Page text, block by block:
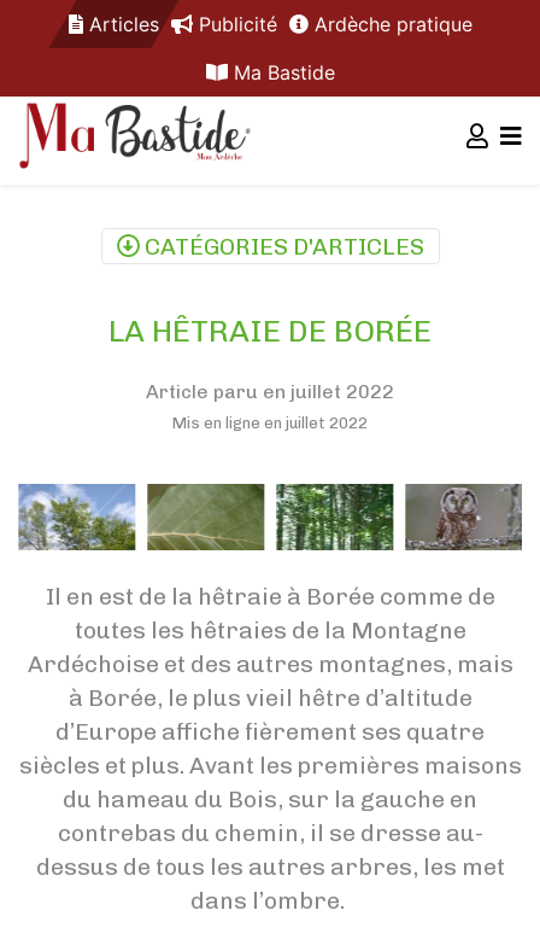
Articles Publicité
Ardèche pratique
Ma Bastide
CATÉGORIES D'ARTICLES
LA HÊTRAIE DE BORÉE
Article paru en juillet 2022
Mis en ligne en juillet 2022
Il en est de la hêtraie à Borée comme de
toutes les hêtraies de la Montagne
Ardéchoise et des autres montagnes, mais
à Borée, le plus vieil hêtre d’altitude
d’Europe affiche fièrement ses quatre
siècles et plus. Avant les premières maisons
du hameau du Bois, sur la gauche en
contrebas du chemin, il se dresse au-
dessus de tous les autres arbres, les met
dans l’ombre.